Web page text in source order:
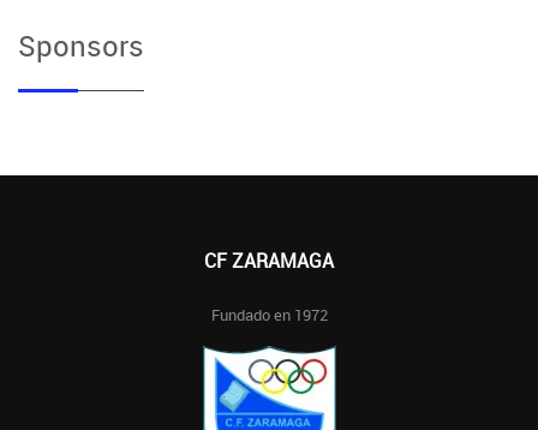
Sponsors
CF ZARAMAGA
Fundado en 1972